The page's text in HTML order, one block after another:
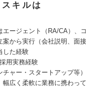
キルは
エージェント（RA/CA）、
案から実行（会社説明、面
した経験
用実務経験
チャー・スタートアップ等
広く柔軟に業務に携わっ